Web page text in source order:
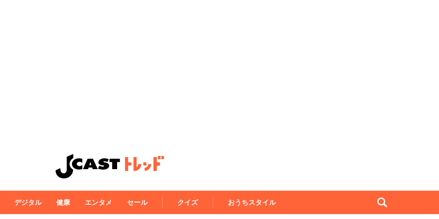
デジタル 健康 エンタメ セール クイズ おうちスタイル